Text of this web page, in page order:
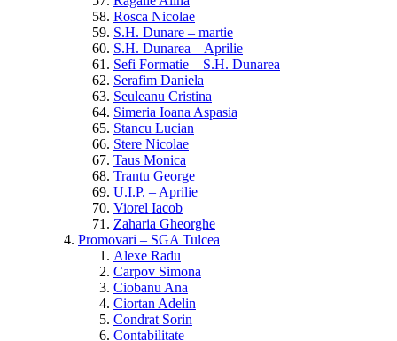
Rosca Nicolae
S.H. Dunare – martie
S.H. Dunarea – Aprilie
Sefi Formatie – S.H. Dunarea
Serafim Daniela
Seuleanu Cristina
Simeria Ioana Aspasia
Stancu Lucian
Stere Nicolae
Taus Monica
Trantu George
U.I.P. – Aprilie
Viorel Iacob
Zaharia Gheorghe
Promovari – SGA Tulcea
Alexe Radu
Carpov Simona
Ciobanu Ana
Ciortan Adelin
Condrat Sorin
Contabilitate